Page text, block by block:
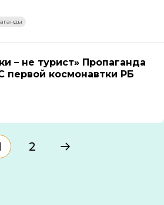
– не турист» Пропаганда
первой космонавтки РБ
2